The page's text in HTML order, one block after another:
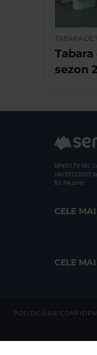
TABARA DE
sezon
SENSO TV SRL
J40/2911/2005
B3, Mezanin
CELE
CELE
POLITICĂ DE